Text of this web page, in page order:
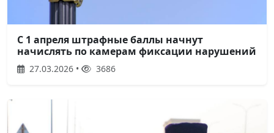
С 1 апреля штрафные баллы начнут
начислять по камерам фиксации нарушений
27.03.2026 • 3686